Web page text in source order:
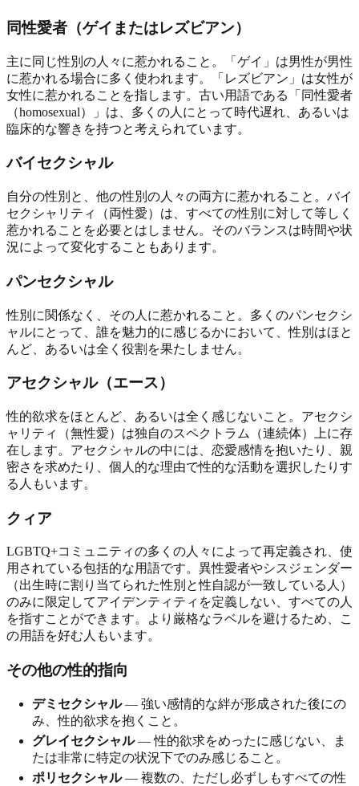
同性愛者（ゲイまたはレズビアン）
主に同じ性別の人々に惹かれること。「ゲイ」は男性が男性
に惹かれる場合に多く使われます。「レズビアン」は女性が
女性に惹かれることを指します。古い用語である「同性愛者
（homosexual）」は、多くの人にとって時代遅れ、あるいは
臨床的な響きを持つと考えられています。
バイセクシャル
自分の性別と、他の性別の人々の両方に惹かれること。バイ
セクシャリティ（両性愛）は、すべての性別に対して等しく
惹かれることを必要とはしません。そのバランスは時間や状
況によって変化することもあります。
パンセクシャル
性別に関係なく、その人に惹かれること。多くのパンセクシ
ャルにとって、誰を魅力的に感じるかにおいて、性別はほと
んど、あるいは全く役割を果たしません。
アセクシャル（エース）
性的欲求をほとんど、あるいは全く感じないこと。アセクシ
ャリティ（無性愛）は独自のスペクトラム（連続体）上に存
在します。アセクシャルの中には、恋愛感情を抱いたり、親
密さを求めたり、個人的な理由で性的な活動を選択したりす
る人もいます。
クィア
LGBTQ+コミュニティの多くの人々によって再定義され、使
用されている包括的な用語です。異性愛者やシスジェンダー
（出生時に割り当てられた性別と性自認が一致している人）
のみに限定してアイデンティティを定義しない、すべての人
を指すことができます。より厳格なラベルを避けるため、こ
の用語を好む人もいます。
その他の性的指向
デミセクシャル— 強い感情的な絆が形成された後にの
み、性的欲求を抱くこと。
グレイセクシャル— 性的欲求をめったに感じない、ま
たは非常に特定の状況下でのみ感じること。
ポリセクシャル— 複数の、ただし必ずしもすべての性